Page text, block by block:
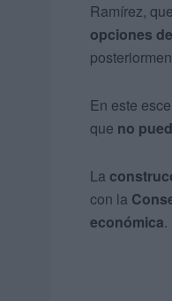
Ramírez,
opciones
En este
que no
La
con la
económica.